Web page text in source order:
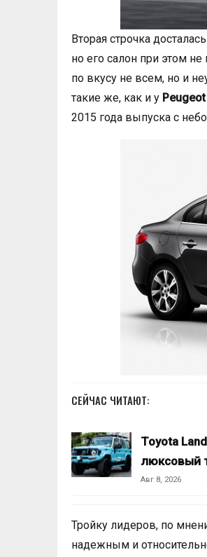
Вторая строчка досталась
но его салон при этом
по вкусу не всем, но и
такие же, как и у
2015 года выпуска с
СЕЙЧАС ЧИТАЮТ:
Toyota
люксовый
Авг 8, 2026
Тройку лидеров, по
надежным и